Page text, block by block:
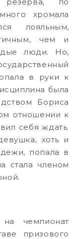
хромала
лояльным,
чем и
люди. Но,
в руки к
была
Бориса
отношении к
себя ждать.
хоть и
попала в
стала членом
чемпионат
призового